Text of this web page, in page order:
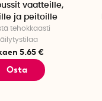
vaatteille,
ja peitoille
tehokkaasti
5.65 €
Osta